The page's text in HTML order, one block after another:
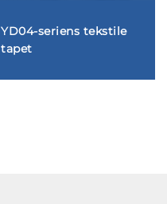
YD04-seriens tekstile
tapet